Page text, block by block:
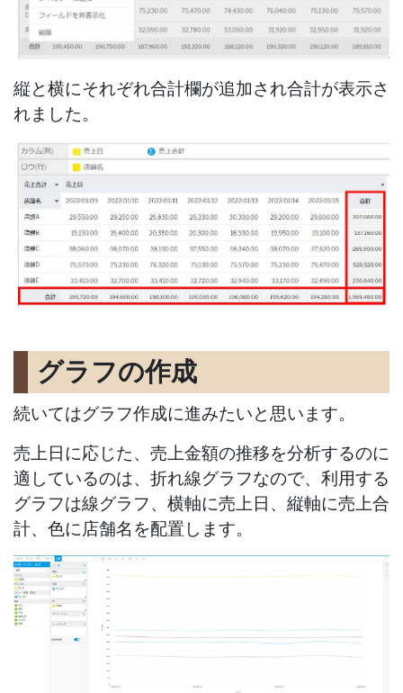
縦と横にそれぞれ合計欄が追加され合計が表示さ
れました。
グラフの作成
続いてはグラフ作成に進みたいと思います。
売上日に応じた、売上金額の推移を分析するのに
適しているのは、 折れ線グラフなので、利用する
グラフは線グラフ、横軸に売上日、縦軸に売上合
計、色に店舗名を配置します。